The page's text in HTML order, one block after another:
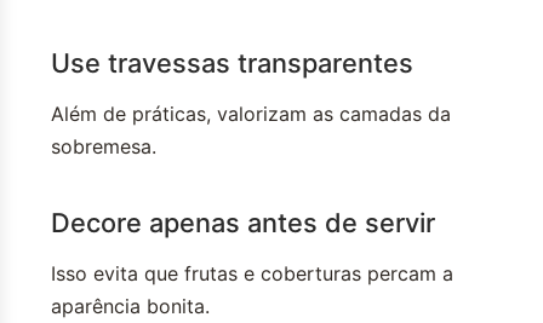
Use travessas transparentes
Além de práticas, valorizam as camadas da
sobremesa.
Decore apenas antes de servir
Isso evita que frutas e coberturas percam a
aparência bonita.